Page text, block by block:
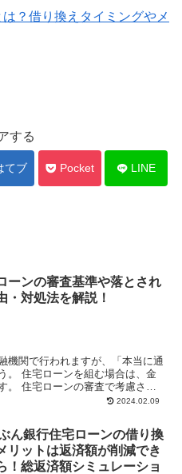
？借り換えタイミングやメ
する
てブ Pocket LINE
ーンの審査基準や落とされ
・対処法を解説！
機関で行われますが、「本当に通
。 住宅ローンを組む場合は、金
住宅ローンの審査で考慮され
で、審査に通りやすくな...2024.02.09
ん銀行住宅ローンの借り換
リットは返済額が削減でき
！総返済額シミュレーショ